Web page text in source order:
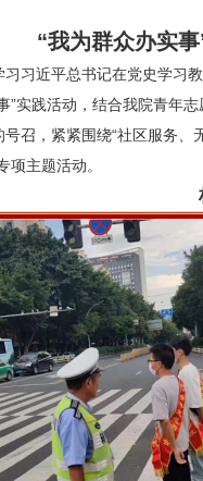
“我为群众办实
习习近平总书记在党史学习
”实践活动，结合我院青年
召，紧紧围绕“社区服务、
项主题活动。